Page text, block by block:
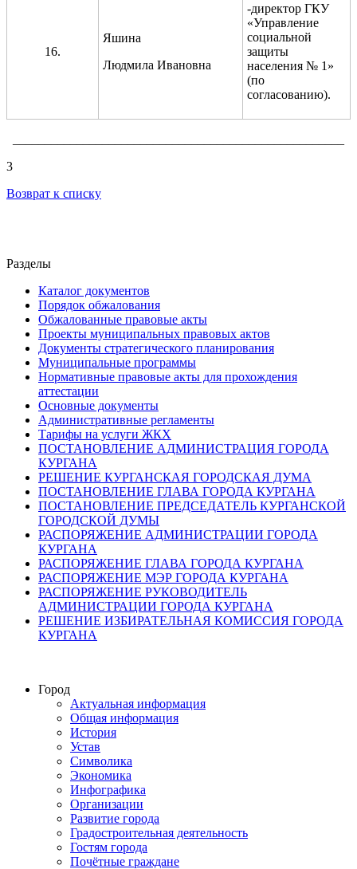
16.
Яшина
Людмила Ивановна
-директор ГКУ
«Управление
социальной
защиты
населения № 1»
(по
согласованию).
3
Возврат к списку
Разделы
Каталог документов
Порядок обжалования
Обжалованные правовые акты
Проекты муниципальных правовых актов
Документы стратегического планирования
Муниципальные программы
Нормативные правовые акты для прохождения
аттестации
Основные документы
Административные регламенты
Тарифы на услуги ЖКХ
ПОСТАНОВЛЕНИЕ АДМИНИСТРАЦИЯ ГОРОДА
КУРГАНА
РЕШЕНИЕ КУРГАНСКАЯ ГОРОДСКАЯ ДУМА
ПОСТАНОВЛЕНИЕ ГЛАВА ГОРОДА КУРГАНА
ПОСТАНОВЛЕНИЕ ПРЕДСЕДАТЕЛЬ КУРГАНСКОЙ
ГОРОДСКОЙ ДУМЫ
РАСПОРЯЖЕНИЕ АДМИНИСТРАЦИИ ГОРОДА
КУРГАНА
РАСПОРЯЖЕНИЕ ГЛАВА ГОРОДА КУРГАНА
РАСПОРЯЖЕНИЕ МЭР ГОРОДА КУРГАНА
РАСПОРЯЖЕНИЕ РУКОВОДИТЕЛЬ
АДМИНИСТРАЦИИ ГОРОДА КУРГАНА
РЕШЕНИЕ ИЗБИРАТЕЛЬНАЯ КОМИССИЯ ГОРОДА
КУРГАНА
Город
Актуальная информация
Общая информация
История
Устав
Символика
Экономика
Инфографика
Организации
Развитие города
Градостроительная деятельность
Гостям города
Почётные граждане